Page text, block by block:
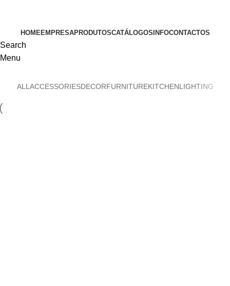
HOMEEMPRESAPRODUTOSCATÁLOGOS INFOCONTACTOS
Search
Menu
ALL ACCESSORIESDECORFURNITUREKITCHENLIGHTING